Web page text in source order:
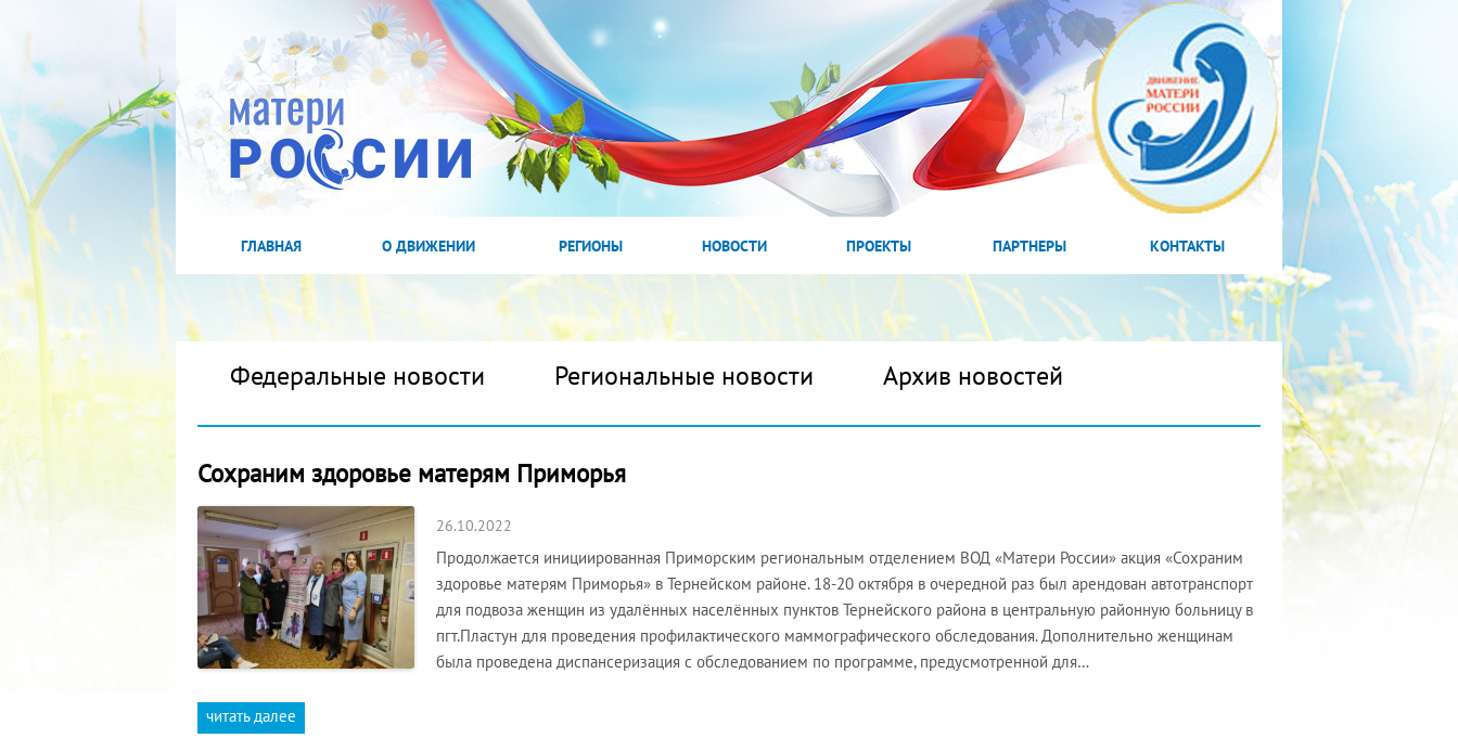
ГЛАВНАЯ О ДВИЖЕНИИ РЕГИОНЫ НОВОСТИ ПРОЕКТЫ ПАРТНЕРЫ КОНТАКТЫ
Федеральные новости Региональные новости Архив новостей
Сохраним здоровье матерям Приморья
26.10.2022
Продолжается инициированная Приморским региональным отделением ВОД «Матери России» акция «Сохраним
здоровье матерям Приморья» в Тернейском районе. 18-20 октября в очередной раз был арендован автотранспорт
для подвоза женщин из удалённых населённых пунктов Тернейского района в центральную районную больницу в
пгт.Пластун для проведения профилактического маммографического обследования. Дополнительно женщинам
была проведена диспансеризация с обследованием по программе, предусмотренной для…
читать далее